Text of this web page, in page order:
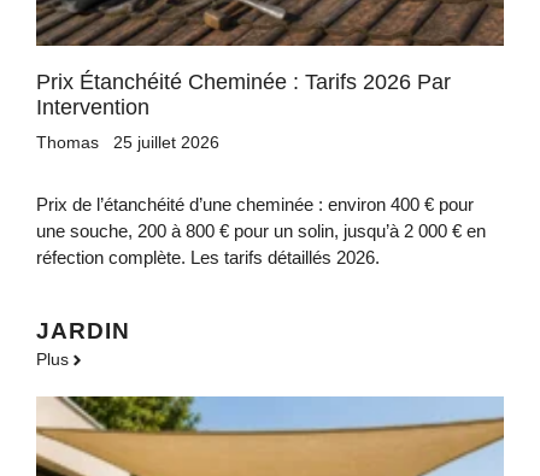
Prix Étanchéité Cheminée : Tarifs 2026 Par
Intervention
Thomas 25 juillet 2026
Prix de l’étanchéité d’une cheminée : environ 400 € pour
une souche, 200 à 800 € pour un solin, jusqu’à 2 000 € en
réfection complète. Les tarifs détaillés 2026.
JARDIN
Plus